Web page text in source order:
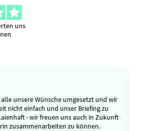
uns
unsere Wünsche umgesetzt und wir
nicht einfach und unser Briefing zu
- wir freuen uns auch in Zukunft
zusammenarbeiten zu können.